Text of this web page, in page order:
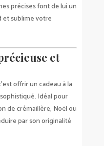
précises font de lui un
et sublime votre
et
offrir un cadeau à la
Idéal pour
de crémaillère, Noël ou
par son originalité